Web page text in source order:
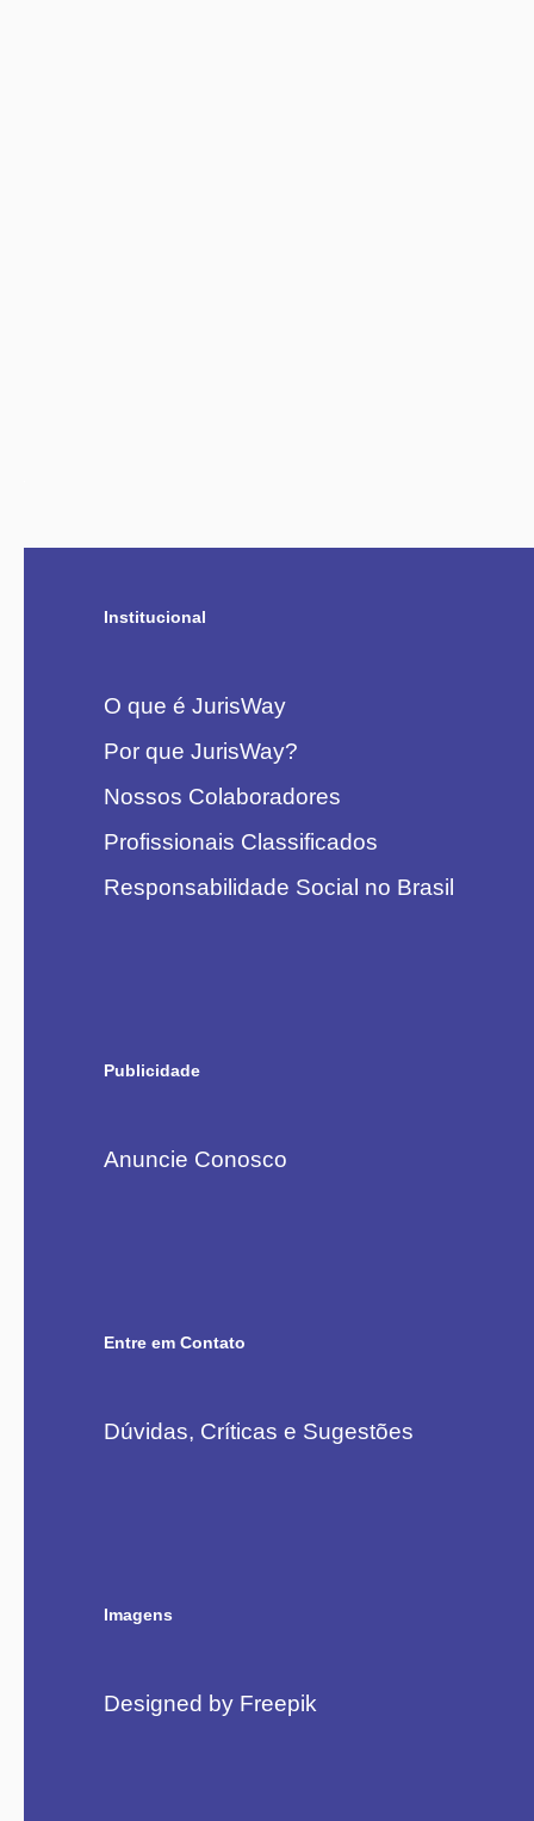
Institucional
O que é JurisWay
Por que JurisWay?
Nossos Colaboradores
Profissionais Classificados
Responsabilidade Social no Brasil
Publicidade
Anuncie Conosco
Entre em Contato
Dúvidas, Críticas e Sugestões
Imagens
Designed by Freepik